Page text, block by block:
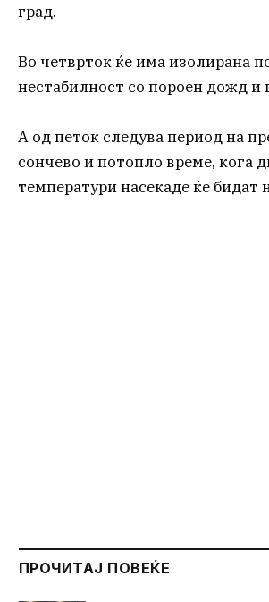
град.
Во четврток ќе има изолирана
нестабилност со пороен дожд и
А од петок следува период на
сончево и потопло време, кога
температури насекаде ќе бидат
ПРОЧИТАЈ ПОВЕЌЕ